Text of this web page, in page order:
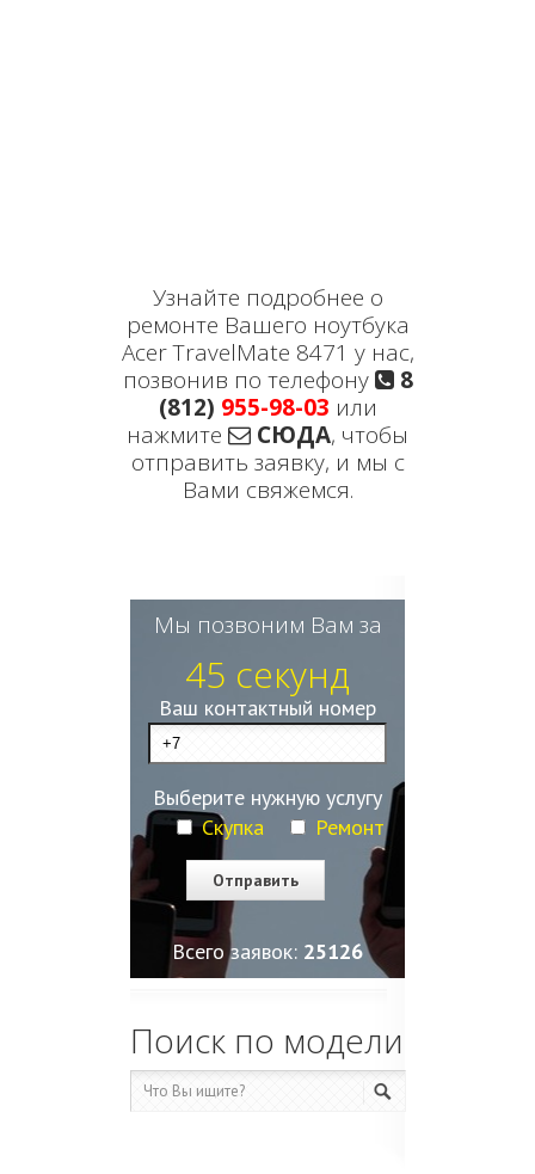
Узнайте подробнее о
ремонте Вашего ноутбука
Acer TravelMate 8471 у нас,
позвонив по телефону
8
(812) 955-98-03 или
нажмите
СЮДА, чтобы
отправить заявку, и мы с
Вами свяжемся.
Мы позвоним Вам за
45 секунд
Ваш контактный номер
Выберите нужную услугу
Скупка
Ремонт
Всего заявок: 25130
Поиск по модели